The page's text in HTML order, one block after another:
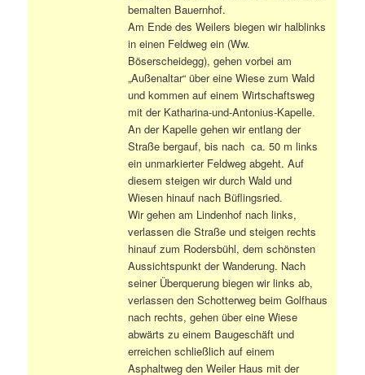
bemalten Bauernhof.
Am Ende des Weilers biegen wir halblinks
in einen Feldweg ein (Ww.
Böserscheidegg), gehen vorbei am
„Außenaltar“ über eine Wiese zum Wald
und kommen auf einem Wirtschaftsweg
mit der Katharina-und-Antonius-Kapelle.
An der Kapelle gehen wir entlang der
Straße bergauf, bis nach ca. 50 m links
ein unmarkierter Feldweg abgeht. Auf
diesem steigen wir durch Wald und
Wiesen hinauf nach Büflingsried.
Wir gehen am Lindenhof nach links,
verlassen die Straße und steigen rechts
hinauf zum Rodersbühl, dem schönsten
Aussichtspunkt der Wanderung. Nach
seiner Überquerung biegen wir links ab,
verlassen den Schotterweg beim Golfhaus
nach rechts, gehen über eine Wiese
abwärts zu einem Baugeschäft und
erreichen schließlich auf einem
Asphaltweg den Weiler Haus mit der